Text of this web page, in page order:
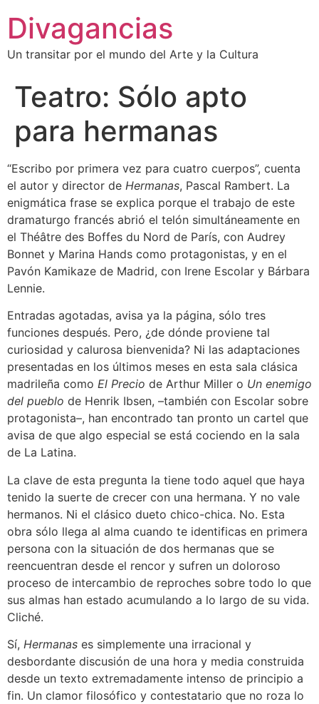
Divagancias
Un transitar por el mundo del Arte y la Cultura
Teatro: Sólo apto
para hermanas
“Escribo por primera vez para cuatro cuerpos”, cuenta
el autor y director de Hermanas, Pascal Rambert. La
enigmática frase se explica porque el trabajo de este
dramaturgo francés abrió el telón simultáneamente en
el Théâtre des Boffes du Nord de París, con Audrey
Bonnet y Marina Hands como protagonistas, y en el
Pavón Kamikaze de Madrid, con Irene Escolar y Bárbara
Lennie.
Entradas agotadas, avisa ya la página, sólo tres
funciones después. Pero, ¿de dónde proviene tal
curiosidad y calurosa bienvenida? Ni las adaptaciones
presentadas en los últimos meses en esta sala clásica
madrileña como El Precio de Arthur Miller o Un enemigo
del pueblo de Henrik Ibsen, –también con Escolar sobre
protagonista–, han encontrado tan pronto un cartel que
avisa de que algo especial se está cociendo en la sala
de La Latina.
La clave de esta pregunta la tiene todo aquel que haya
tenido la suerte de crecer con una hermana. Y no vale
hermanos. Ni el clásico dueto chico-chica. No. Esta
obra sólo llega al alma cuando te identificas en primera
persona con la situación de dos hermanas que se
reencuentran desde el rencor y sufren un doloroso
proceso de intercambio de reproches sobre todo lo que
sus almas han estado acumulando a lo largo de su vida.
Cliché.
Sí, Hermanas es simplemente una irracional y
desbordante discusión de una hora y media construida
desde un texto extremadamente intenso de principio a
fin. Un clamor filosófico y contestatario que no roza lo